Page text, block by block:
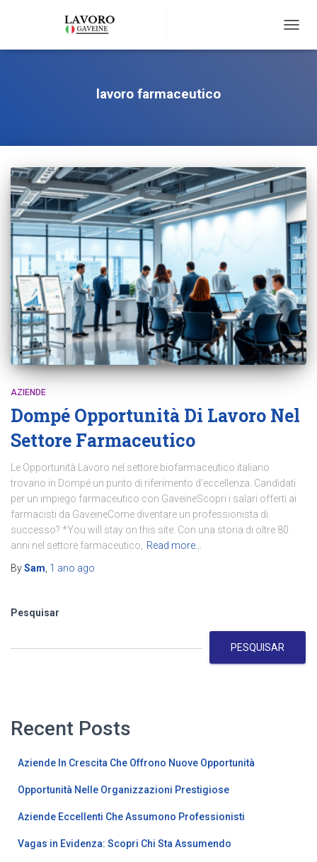
lavoro farmaceutico
AZIENDE
Dompé Opportunità Di Lavoro Nel
Settore Farmaceutico
Le Opportunità Lavoro nel settore biofarmaceutico italiano
trovano in Dompé un punto di riferimento d’eccellenza. Candidati
per un impiego farmaceutico con GaveineScopri i salari offerti ai
farmacisti da GaveineCome diventare un professionista di
successo? *You will stay on this site. Con una storia di oltre 80
anni nel settore farmaceutico,
Read more…
BySam 1 ano ago
Pesquisar
PESQUISAR
Recent Posts
Aziende In Crescita Che Offrono Nuove Opportunità
Opportunità Nelle Organizzazioni Prestigiose
Aziende Eccellenti Che Assumono Professionisti
Vagas in Evidenza: Scopri Chi Sta Assumendo